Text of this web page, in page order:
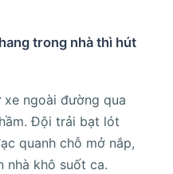
trong nhà thì hút
ngoài đường qua
Đội trải bạt lót
quanh chỗ mở nắp,
nhà khô suốt ca.